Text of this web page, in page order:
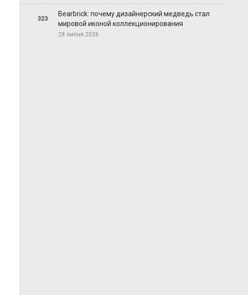
323
Bearbrick: почему дизайнерский медведь стал
мировой иконой коллекционирования
28 липня 2026